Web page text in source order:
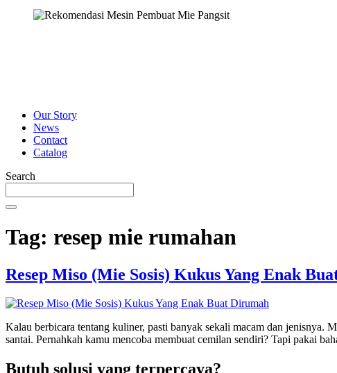
Our Story
News
Contact
Catalog
Search
Tag: resep mie rumahan
Resep Miso (Mie Sosis) Kukus Yang Enak
Kalau berbicara tentang kuliner, pasti banyak sekali macam dan jenisnya.
santai. Pernahkah kamu mencoba membuat cemilan sendiri? Tapi pakai
Butuh solusi yang terpercaya?